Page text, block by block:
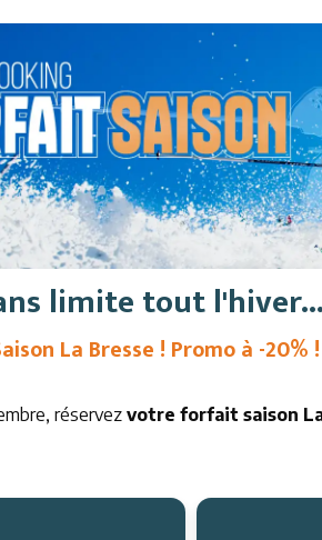
limite tout l'hiver...
La Bresse ! Promo à -20% !
réservez votre forfait saison